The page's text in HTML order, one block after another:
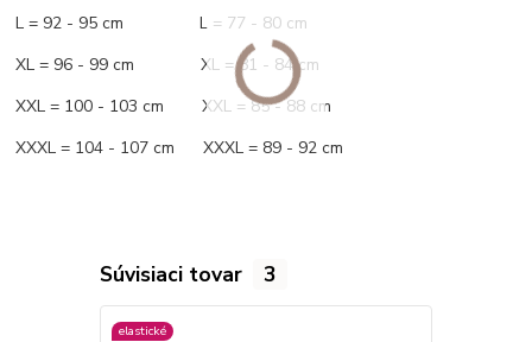
L = 92 - 95 cm L = 77 - 80 cm
XL = 96 - 99 cm XL = 81 - 84 cm
XXL = 100 - 103 cm XXL = 85 - 88 cm
XXXL = 104 - 107 cm XXXL = 89 - 92 cm
Súvisiaci tovar 3
elastické